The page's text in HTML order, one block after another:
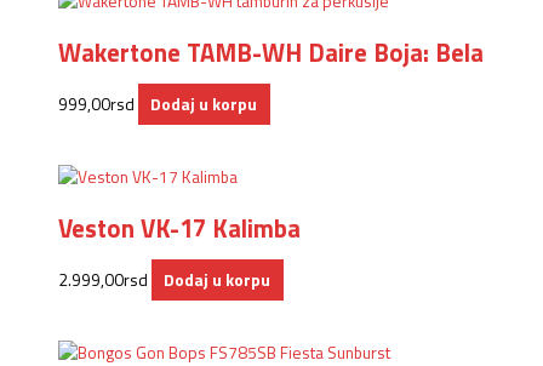
Wakertone TAMB-WH Daire Boja: Bela
999,00rsd Dodaj u korpu
Veston VK-17 Kalimba
2.999,00rsd Dodaj u korpu